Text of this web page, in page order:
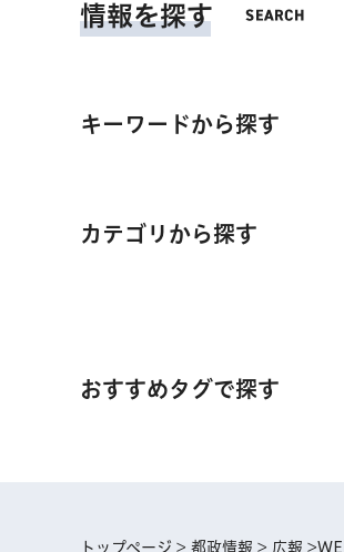
情報を探す
キーワードから探す
カテゴリから探す
おすすめタグで探す
トップページ > 都政情報 > 広報 >